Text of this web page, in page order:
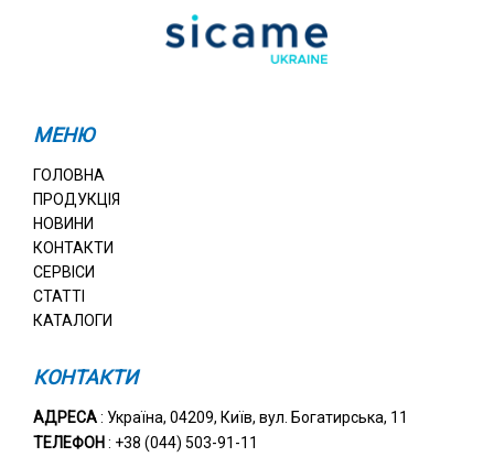
МЕНЮ
ГОЛОВНА
ПРОДУКЦІЯ
НОВИНИ
КОНТАКТИ
СЕРВІСИ
СТАТТІ
КАТАЛОГИ
КОНТАКТИ
АДРЕСА: Україна, 04209, Київ, вул. Богатирська, 11
ТЕЛЕФОН : +38 (044) 503-91-11